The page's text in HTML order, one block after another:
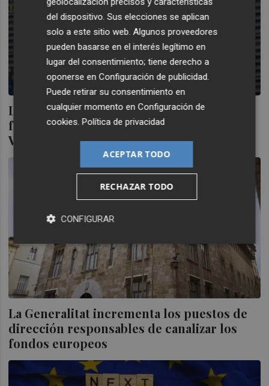
La UE aprueba 404 millones de euros en
fondos de recuperación para la Comunitat
Valenciana
La Generalitat incrementa los puestos de
dirección responsables de canalizar los
fondos europeos
del dispositivo. Sus elecciones se aplican
solo a este sitio web. Algunos proveedores
pueden basarse en el interés legítimo en
lugar del consentimiento; tiene derecho a
oponerse enConfiguración de publicidad.
Puede retirar su consentimiento en
cualquier momento enConfiguración de
cookies.Política de privacidad
ACEPTAR TODO
RECHAZAR TODO
CONFIGURAR